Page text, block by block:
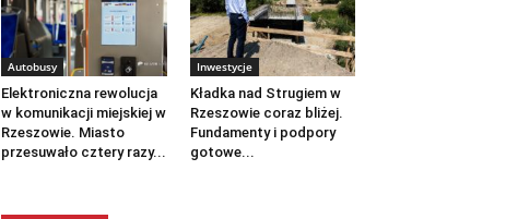
Autobusy
Elektroniczna rewolucja
w komunikacji miejskiej w
Rzeszowie. Miasto
przesuwało cztery razy...
Inwestycje
Kładka nad Strugiem w
Rzeszowie coraz bliżej.
Fundamenty i podpory
gotowe...